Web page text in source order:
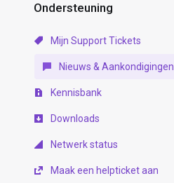
Ondersteuning
Mijn Support Tickets
Nieuws & Aankondigingen
Kennisbank
Downloads
Netwerk status
Maak een helpticket aan